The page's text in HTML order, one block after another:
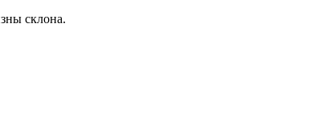
склона.